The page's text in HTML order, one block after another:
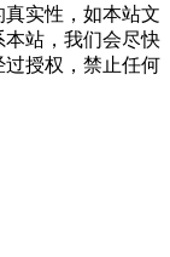
实性，如本站文
站，我们会尽快
授权，禁止任何